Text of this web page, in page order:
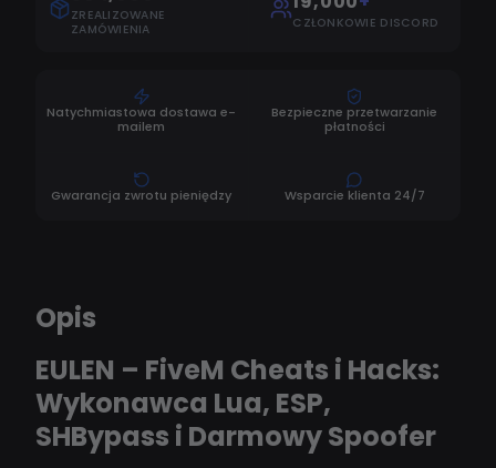
ZREALIZOWANE
ZAMÓWIENIA
CZŁONKOWIE DISCORD
Natychmiastowa dostawa e-
mailem
Bezpieczne przetwarzanie
płatności
Gwarancja zwrotu pieniędzy Wsparcie klienta 24/7
Opis
EULEN – FiveM Cheats i Hacks:
Wykonawca Lua, ESP,
SHBypass i Darmowy Spoofer